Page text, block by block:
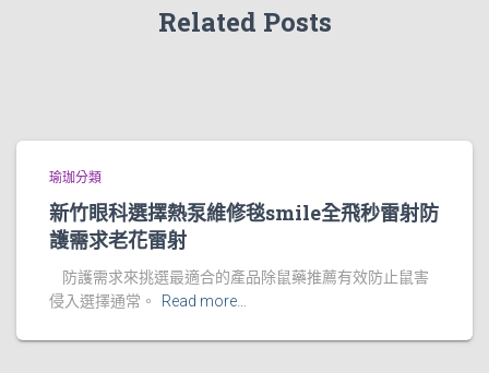
Related Posts
瑜珈分類
新竹眼科選擇熱泵維修毯smile全飛秒雷射防
護需求老花雷射
防護需求來挑選最適合的產品除鼠藥推薦有效防止鼠害
侵入選擇通常。
Read more…